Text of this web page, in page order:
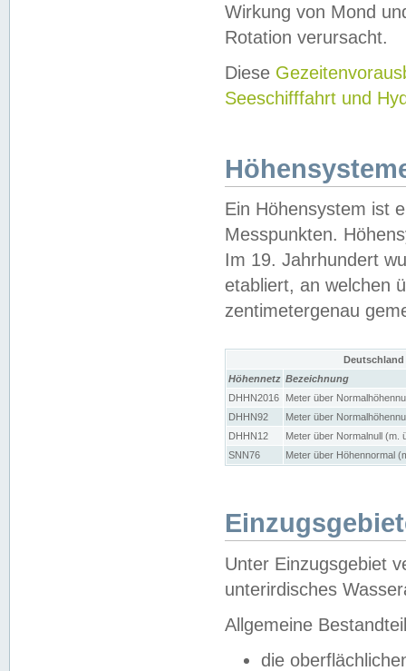
Wirkung von Mond
Rotation verursacht.
Diese
Seeschifffahrt und
Ein Höhensystem ist
Messpunkten.
Im 19. Jahrhundert
etabliert, an welchen
zentimetergenau
Höhennetz Bezeichnung
DHHN2016
Meter über
DHHN92
Meter über
DHHN12
Meter über Normalnull (m.
SNN76
Meter über Höhennormal
Unter Einzugsgebiet
unterirdisches
Allgemeine
die